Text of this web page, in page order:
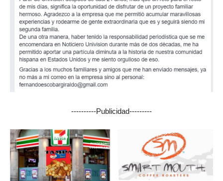
----------Publicidad---------